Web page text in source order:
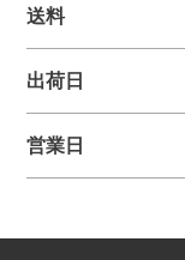
送料
出荷日
営業日